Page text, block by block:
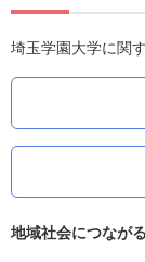
埼玉学園大学に関
地域社会につなが